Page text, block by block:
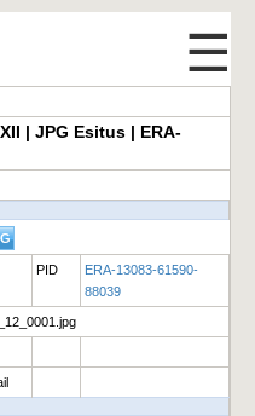
☰
| JPG Esitus | ERA-
PID
ERA-13083-61590-
88039